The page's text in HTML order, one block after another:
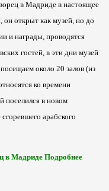
в Мадриде в настоящее
он открыт как музей, но до
и награды, проводятся
гостей, в эти дни музей
около 20 залов (из
ко времени
поселился в новом
арабского
в Мадриде Подробнее